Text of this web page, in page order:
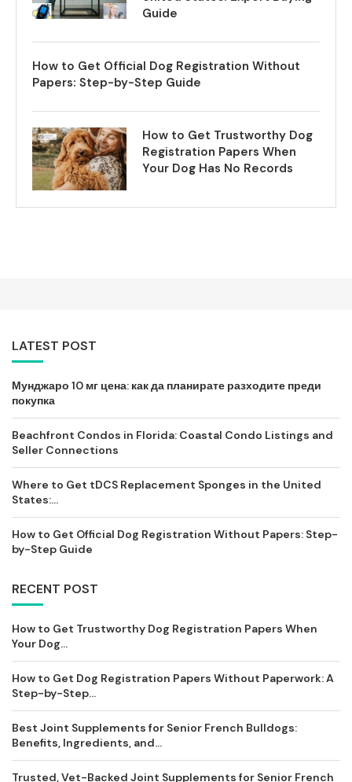
Guide
How to Get Official Dog Registration Without
Papers: Step-by-Step Guide
How to Get Trustworthy Dog
Registration Papers When
Your Dog Has No Records
LATEST POST
Мунджаро 10 мг цена: как да планирате разходите преди
покупка
Beachfront Condos in Florida: Coastal Condo Listings and
Seller Connections
Where to Get tDCS Replacement Sponges in the United
States:...
How to Get Official Dog Registration Without Papers: Step-
by-Step Guide
RECENT POST
How to Get Trustworthy Dog Registration Papers When
Your Dog...
How to Get Dog Registration Papers Without Paperwork: A
Step-by-Step...
Best Joint Supplements for Senior French Bulldogs:
Benefits, Ingredients, and...
Trusted, Vet-Backed Joint Supplements for Senior French